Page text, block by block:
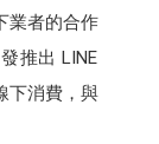
業者的合作
推出 LINE
下消費，與